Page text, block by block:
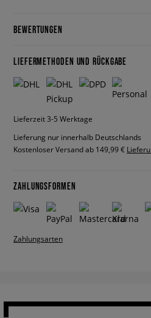
BEWERTUNGEN
LIEFERMETHODEN UND RÜCKGABE
Lieferzeit 3-5 Werktage
Lieferung nur innerhalb Deutschlands
Kostenloser Versand ab 149,99 €
ZAHLUNGSFORMEN
Zahlungsarten